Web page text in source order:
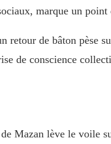
marque un point
retour de bâton pèse
de conscience
Mazan lève le voile